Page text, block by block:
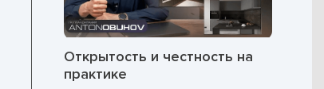
Открытость и честность на
практике